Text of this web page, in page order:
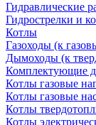
Гидравлические
Гидрострелки и
Котлы
Газоходы (к
Дымоходы (к
Комплектующие
Котлы газовые
Котлы газовые
Котлы
Котлы